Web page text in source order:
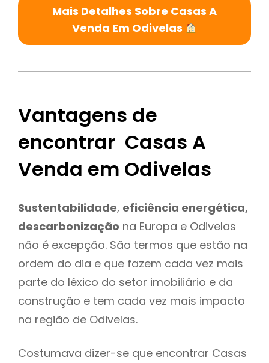
Mais Detalhes Sobre Casas A
Venda Em Odivelas
Vantagens de
encontrar Casas A
Venda em Odivelas
Sustentabilidade, eficiência energética,
descarbonização na Europa e Odivelas
não é excepção. São termos que estão na
ordem do dia e que fazem cada vez mais
parte do léxico do setor imobiliário e da
construção e tem cada vez mais impacto
na região de Odivelas.
Costumava dizer-se que encontrar Casas